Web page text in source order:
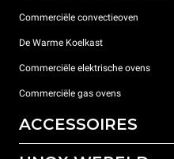
Commerciële convectieoven
De Warme Koelkast
Commerciële elektrische ovens
Commerciële gas ovens
ACCESSOIRES